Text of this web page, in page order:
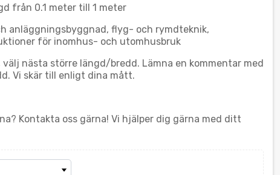
från 0.1 meter till 1 meter
anläggningsbyggnad, flyg- och rymdteknik,
för inomhus- och utomhusbruk
nästa större längd/bredd. Lämna en kommentar med
Vi skär till enligt dina mått.
Kontakta oss gärna! Vi hjälper dig gärna med ditt